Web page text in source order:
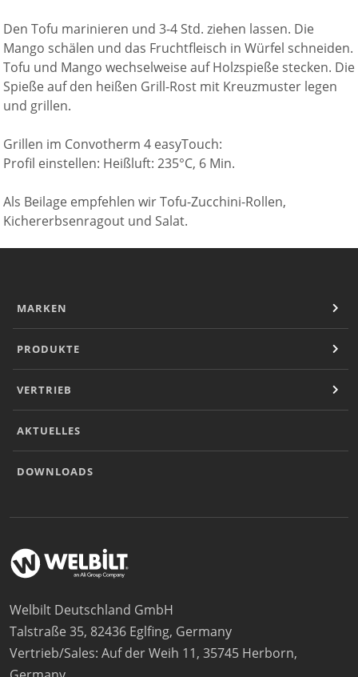
Den Tofu marinieren und 3-4 Std. ziehen lassen. Die
Mango schälen und das Fruchtfleisch in Würfel schneiden.
Tofu und Mango wechselweise auf Holzspieße stecken. Die
Spieße auf den heißen Grill-Rost mit Kreuzmuster legen
und grillen.
Grillen im Convotherm 4 easyTouch:
Profil einstellen: Heißluft: 235°C, 6 Min.
Als Beilage empfehlen wir Tofu-Zucchini-Rollen,
Kichererbsenragout und Salat.
MARKEN
PRODUKTE
VERTRIEB
AKTUELLES
DOWNLOADS
Welbilt Deutschland GmbH
Talstraße 35, 82436 Eglfing, Germany
Vertrieb/Sales: Auf der Weih 11, 35745 Herborn,